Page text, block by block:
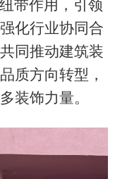
带作用，引领
化行业协同合
同推动建筑装
质方向转型，
装饰力量。